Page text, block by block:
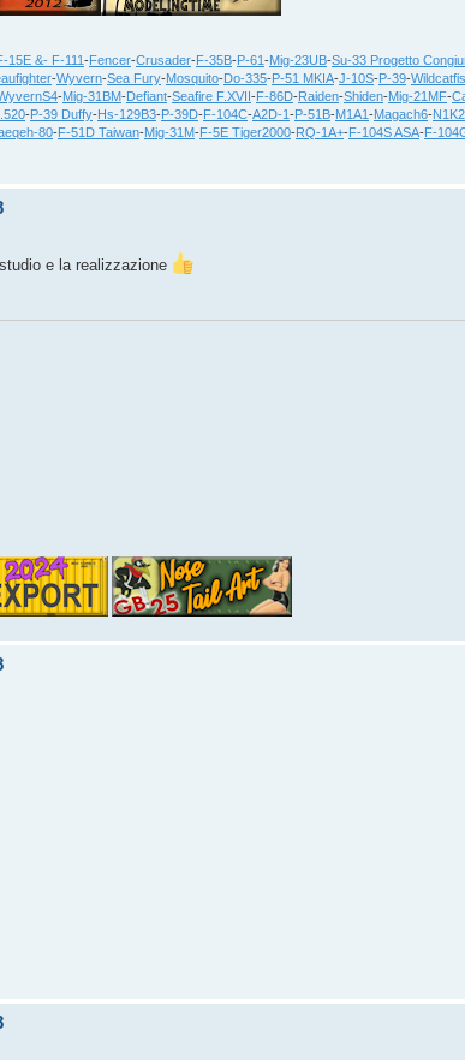
15E &- F-111-Fencer-Crusader-F-35B-P-61-Mig-23UB-Su-33 Progetto
-Wyvern-Sea Fury-Mosquito-Do-335-P-51 MKIA-J-10S-P-39-
-Mig-31BM-Defiant-Seafire F.XVII-F-86D-Raiden-Shiden-Mig-21MF-
-P-39 Duffy-Hs-129B3-P-39D-F-104C-A2D-1-P-51B-M1A1-Magach6-
80-F-51D Taiwan-Mig-31M-F-5E Tiger2000-RQ-1A+-F-104S ASA-F-
e la realizzazione